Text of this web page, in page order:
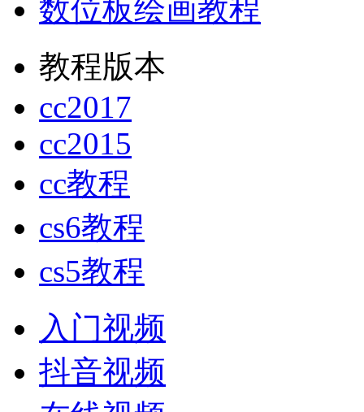
数位板绘画教程
教程版本
cc2017
cc2015
cc教程
cs6教程
cs5教程
入门视频
抖音视频